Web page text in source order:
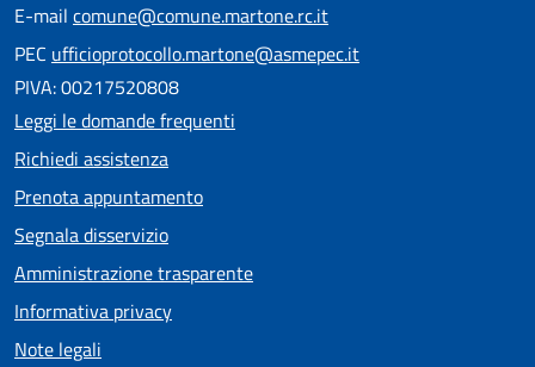
E-mail comune@comune.martone.rc.it
PEC ufficioprotocollo.martone@asmepec.it
PIVA: 00217520808
Leggi le domande frequenti
Richiedi assistenza
Prenota appuntamento
Segnala disservizio
Amministrazione trasparente
Informativa privacy
Note legali